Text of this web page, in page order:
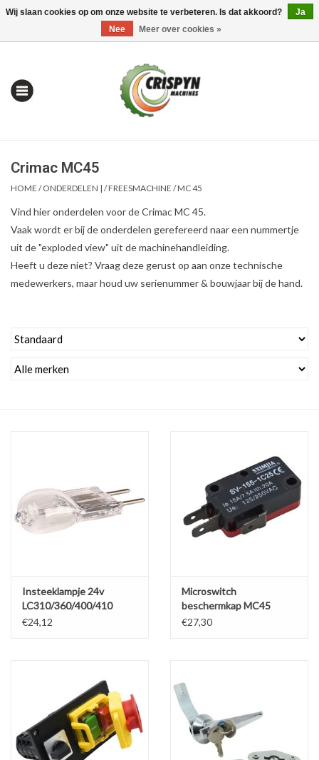
0 Artikelen - €0,00 Mijn account / Registreren
Home
Schroefdraad snijden |
Verspaanbaar materiaal |
Machines |
Cadeaubonnen &
Crimac MC45
HOME /ONDERDELEN | /FREESMACHINE /MC 45
Vind hier onderdelen voor de Crimac MC 45.
Vaak wordt er bij de onderdelen gerefereerd naar een nummertje
uit de "exploded view" uit de machinehandleiding.
Heeft u deze niet? Vraag deze gerust op aan onze technische
medewerkers, maar houd uw serienummer & bouwjaar bij de hand.
Insteeklampje 24v
LC310/360/400/410
€24,12
Microswitch
beschermkap MC45
€27,30
Wij slaan cookies op om onze website te verbeteren. Is dat akkoord?
Ja
Nee
Meer over cookies »